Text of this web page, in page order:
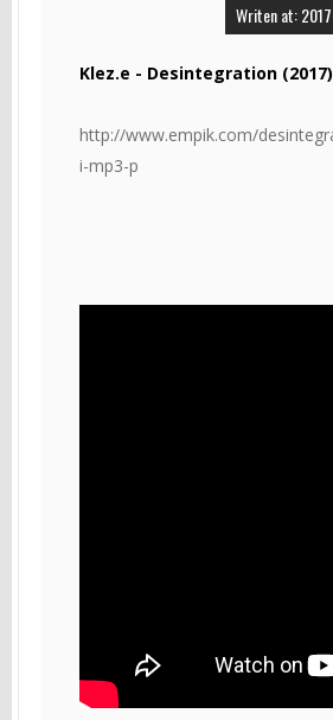
Writen at:
Klez.e - Desintegration (2017)
http://www.empik.com/
i-mp3-p